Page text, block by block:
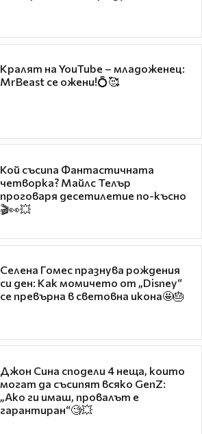
Кралят на YouTube – младоженец:
MrBeast се ожени!💍🥰
Кой съсипа Фантастичната
четворка? Майлс Телър
проговаря десетилетие по-късно
🎬👀💥
Селена Гомес празнува рождения
си ден: Как момичето от „Disney“
се превърна в световна икона🤩🎂
Джон Сина сподели 4 неща, които
могат да съсипят всяко GenZ:
„Ако ги имаш, провалът е
гарантиран“🧐💥